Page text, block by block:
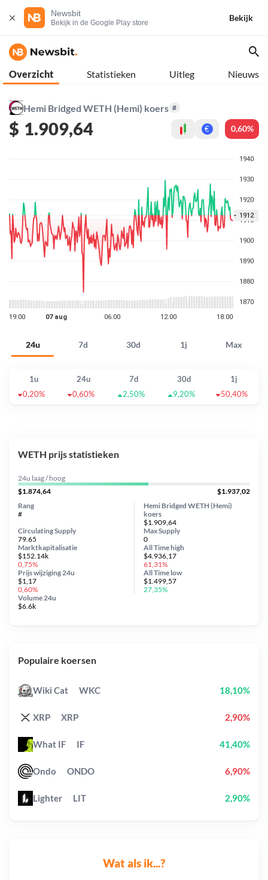
Newsbit
Bekijk in de Google Play store
Bekijk
Overzicht Statistieken Uitleg Nieuws
Hemi Bridged WETH (Hemi) koers #
$ 1.909,64 € 0,60%
24u 7d 30d 1j Max
1u 24u 7d 30d
1j
0,20%
0,60% 2,50% 9,20% 50,40%
Wat als ik...?
WETH prijs statistieken
24u laag / hoog
$1.874,64
$1.937,02
Hemi Bridged WETH (Hemi)
koers
$1.909,64
Circulating Supply
79.65
Prijs wijziging 24u
$1,17
0,60%
Max Supply
0
Marktkapitalisatie
$152.14k
0,75%
Volume 24u
$6.6k
Rang
#
All Timehigh
$4.936,17
61,31%
All Time low
$1.499,57
27,35%
Populaire koersen
Wiki Cat WKC 18,10%
XRP XRP 2,90%
What IF IF 41,40%
Ondo ONDO 6,90%
Lighter LIT 2,90%